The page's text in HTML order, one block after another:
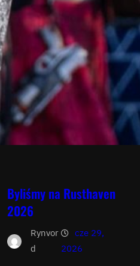
Byliśmy na Rusthaven
2026
Rynvor
d
cze 29,
2026